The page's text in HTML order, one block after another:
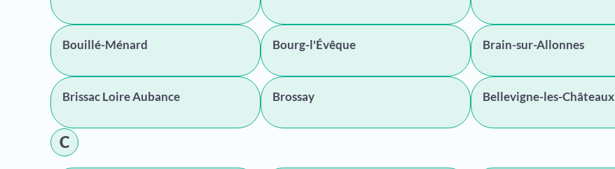
Bouillé-Ménard Bourg-l'Évêque Brain-sur-Allonnes
Brissac Loire Aubance Brossay Bellevigne-les-Châteaux
C